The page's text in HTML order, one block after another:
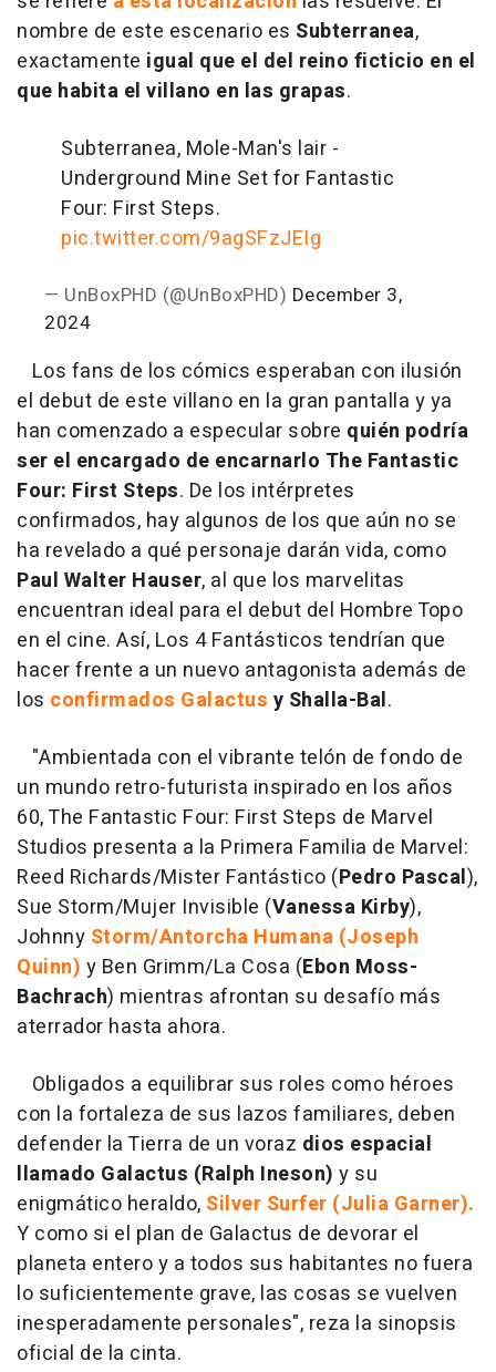
nombre de este escenario es Subterranea,
exactamente igual que el del reino ficticio en el
que habita el villano en las grapas.
Subterranea, Mole-Man's lair -
Underground Mine Set for Fantastic
Four: First Steps.
pic.twitter.com/9agSFzJEIg
— UnBoxPHD (@UnBoxPHD) December 3,
2024
Los fans de los cómics esperaban con ilusión
el debut de este villano en la gran pantalla y ya
han comenzado a especular sobre quién podría
ser el encargado de encarnarlo The Fantastic
Four: First Steps. De los intérpretes
confirmados, hay algunos de los que aún no se
ha revelado a qué personaje darán vida, como
Paul Walter Hauser, al que los marvelitas
encuentran ideal para el debut del Hombre Topo
en el cine. Así, Los 4 Fantásticos tendrían que
hacer frente a un nuevo antagonista además de
los confirmados Galactus y Shalla-Bal.
"Ambientada con el vibrante telón de fondo de
un mundo retro-futurista inspirado en los años
60, The Fantastic Four: First Steps de Marvel
Studios presenta a la Primera Familia de Marvel:
Reed Richards/Mister Fantástico (Pedro Pascal),
Sue Storm/Mujer Invisible (Vanessa Kirby),
Johnny Storm/Antorcha Humana (Joseph
Quinn) y Ben Grimm/La Cosa (Ebon Moss-
Bachrach) mientras afrontan su desafío más
aterrador hasta ahora.
Obligados a equilibrar sus roles como héroes
con la fortaleza de sus lazos familiares, deben
defender la Tierra de un voraz dios espacial
llamado Galactus (Ralph Ineson) y su
enigmático heraldo, Silver Surfer (Julia Garner).
Y como si el plan de Galactus de devorar el
planeta entero y a todos sus habitantes no fuera
lo suficientemente grave, las cosas se vuelven
inesperadamente personales", reza la sinopsis
oficial de la cinta.